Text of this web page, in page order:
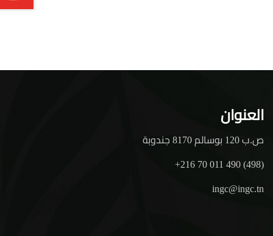
العنوان
ص.ب 120 بوسالم 8170 جندوبة
+216 70 011 490 (498)
ingc@ingc.tn